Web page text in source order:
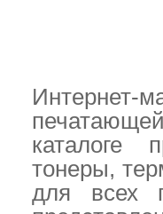
Интернет-
каталоге
тонеры,
для всех